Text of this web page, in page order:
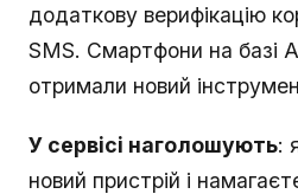
додаткову верифікацію
SMS. Смартфони на базі
отримали новий
У сервісі наголошують:
новий пристрій і